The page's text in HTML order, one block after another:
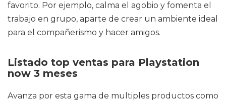
favorito. Por ejemplo, calma el agobio y fomenta el
trabajo en grupo, aparte de crear un ambiente ideal
para el compañerismo y hacer amigos.
Listado top ventas para Playstation
now 3 meses
Avanza por esta gama de multiples productos como